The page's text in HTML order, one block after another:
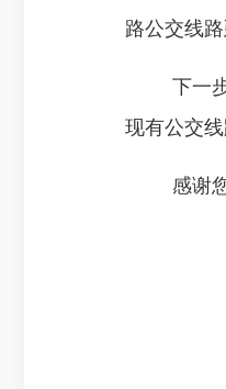
路公交线
下一
现有公交
感谢